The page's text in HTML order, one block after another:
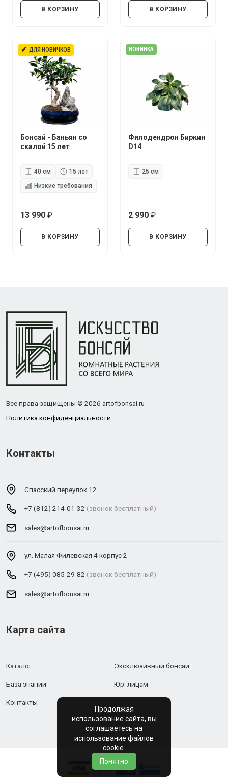
В КОРЗИНУ
В КОРЗИНУ
✔ ДЛЯ НОВИЧКОВ
Бонсай - Баньян со
скалой 15 лет
40 см
15 лет
Низкие требования
13 990
В КОРЗИНУ
НОВИНКА
Филодендрон Биркин
D14
25 см
2 990
В КОРЗИНУ
Все права защищены © 2026 artofbonsai.ru
Политика конфиденциальности
Контакты
Спасский переулок 12
+7 (812) 214-01-32 (звонок бесплатный)
sales@artofbonsai.ru
ул. Малая Филевская 4 корпус 2
+7 (495) 085-29-82 (звонок бесплатный)
sales@artofbonsai.ru
Карта сайта
Каталог Эксклюзивный бонсай
База знаний Юр. лицам
Контакты
Продолжая
использование сайта, вы
соглашаетесь на
использование файлов
cookie.
Понятно